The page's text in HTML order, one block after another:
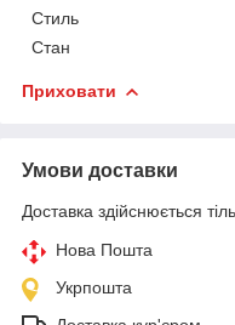
Стиль
Стан
Приховати
Умови доставки
Доставка здійснюється
Нова Пошта
Укрпошта